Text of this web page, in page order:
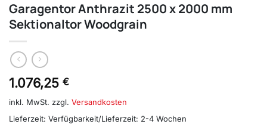
Garagentor Anthrazit 2500 x 2000 mm
Sektionaltor Woodgrain
1.076,25 €
inkl. MwSt. zzgl. Versandkosten
Lieferzeit: Verfügbarkeit/Lieferzeit: 2-4 Wochen